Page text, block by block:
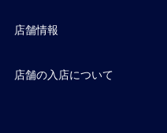
店舗情報
店舗の入店について